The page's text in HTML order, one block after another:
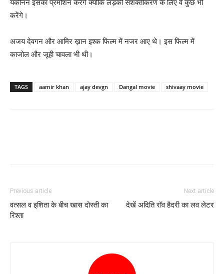
यकीनन इसका प्रमोशन करेंगे क्‍योंकि लड़की सशक्तीकरण के लिए वे कुछ भी
करेंगे।
अजय देवगन और आमिर ख़ान इश्‍क फिल्‍म में नजर आए थे। इस फिल्‍म में
काजोल और जूही चावला भी थी।
TAGS aamir khan ajay devgn Dangal movie shivaay movie
Previous article
वत्सल व इशिता के बीच खास दोस्ती का
रिश्ता
Next article
देखें अदिति रॉव हैदरी का लव लेटर